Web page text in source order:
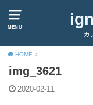
MENU
カ
HOME
img_3621
2020-02-11